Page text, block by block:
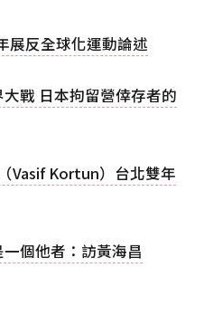
展反全球化運動論述
戰 日本拘留營倖存者的
Vasif Kortun）台北雙年
個他者：訪黃海昌